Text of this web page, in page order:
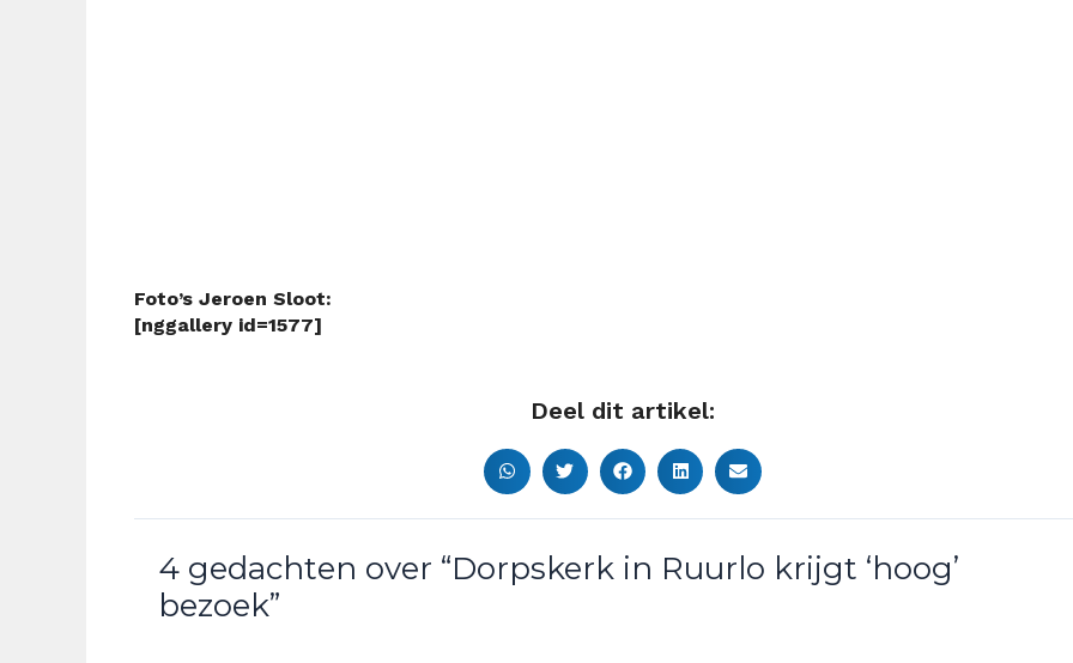
Foto’s Jeroen Sloot:
[nggallery id=1577]
Deel dit artikel:
4 gedachten over “Dorpskerk in Ruurlo krijgt ‘hoog’
bezoek”